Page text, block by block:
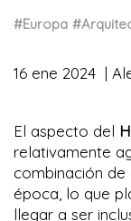
#Europa
16 ene 2024
El aspecto del
relativamente
combinación
época, lo que
llegar a ser